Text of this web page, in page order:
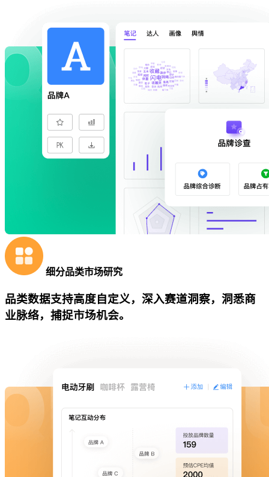
细分品类市场研究
品类数据支持高度自定义，深入赛道洞察，洞悉商
业脉络，捕捉市场机会。